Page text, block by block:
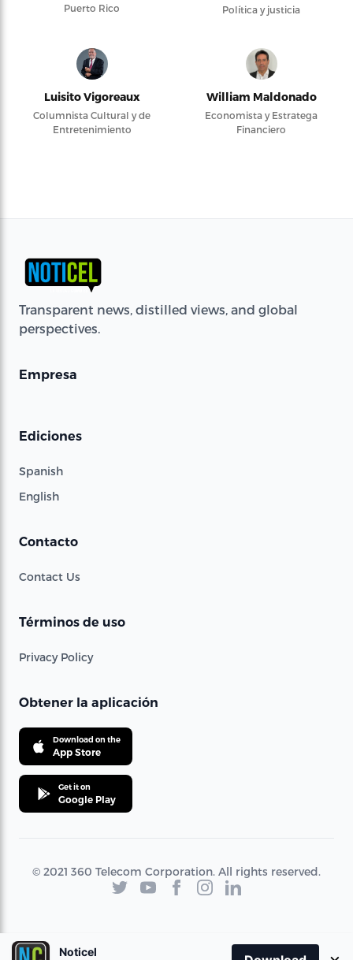
Puerto Rico
Política y justicia
Luisito Vigoreaux
Columnista Cultural y de
Entretenimiento
William Maldonado
Economista y Estratega
Financiero
Transparent news, distilled views, and global
perspectives.
Empresa
Ediciones
Spanish
English
Contacto
Contact Us
Términos de uso
Privacy Policy
Obtener la aplicación
Download on the
App Store
Get it on
Google Play
© 2021 360 Telecom Corporation. All rights reserved.
Noticel